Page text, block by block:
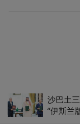
沙巴土
“伊斯兰